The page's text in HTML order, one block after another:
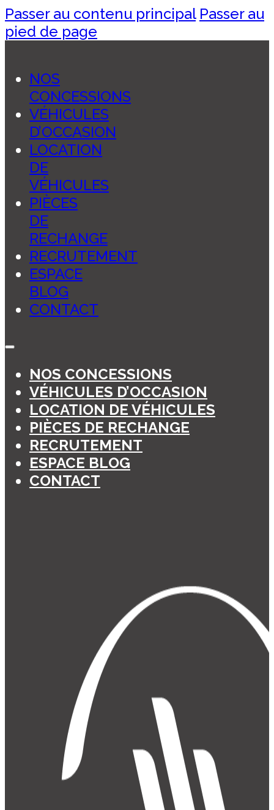
Passer au contenu principal Passer au
pied de page
NOS
CONCESSIONS
VÉHICULES
D’OCCASION
LOCATION
DE
VÉHICULES
PIÈCES
DE
RECHANGE
RECRUTEMENT
ESPACE
BLOG
CONTACT
NOS CONCESSIONS
VÉHICULES D’OCCASION
LOCATION DE VÉHICULES
PIÈCES DE RECHANGE
RECRUTEMENT
ESPACE BLOG
CONTACT